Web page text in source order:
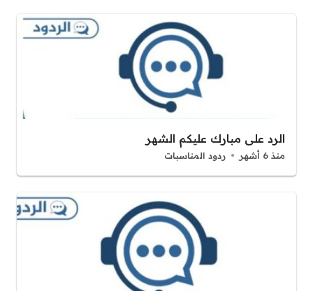
الرد على مبارك عليكم الشهر
منذ 6 أشهر ردود المناسبات